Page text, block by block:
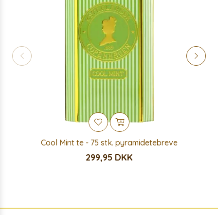
Cool Mint te - 75 stk. pyramidetebreve
299,95 DKK